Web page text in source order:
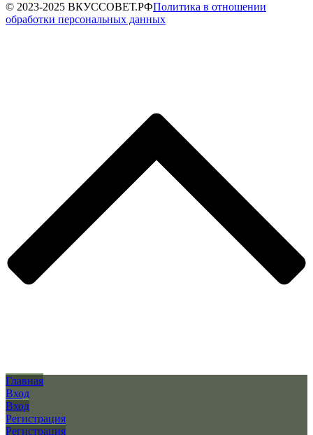
© 2023-2025 ВКУССОВЕТ.РФПолитика в отношении
обработки персональных данных
Главная
Вход
Вход
Регистрация
Регистрация